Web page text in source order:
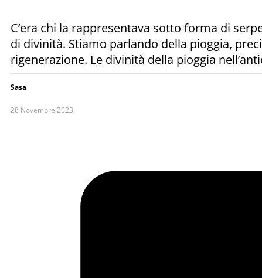
C’era chi la rappresentava sotto forma di
di divinità. Stiamo parlando della pioggia,
rigenerazione. Le divinità della pioggia
Sasa
28 Novembre 2023